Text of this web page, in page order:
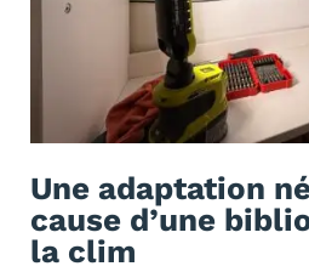
Une adaptation
cause d’une
la clim